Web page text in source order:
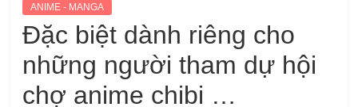
ANIME - MANGA
Đặc biệt dành riêng cho
những người tham dự hội
chợ anime chibi …